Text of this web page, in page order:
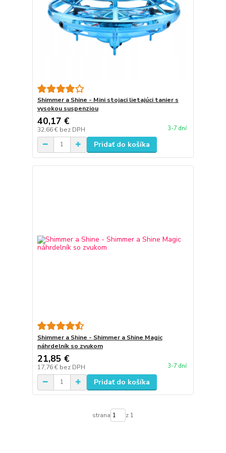
Shimmer a Shine - Mini stojaci lietajúci tanier s
vysokou suspenziou
40,17 €
32,66 € bez DPH 3-7 dní
Pridať do košíka
Shimmer a Shine - Shimmer a Shine Magic
náhrdelník so zvukom
21,85 €
17,76 € bez DPH 3-7 dní
Pridať do košíka
strana z 1